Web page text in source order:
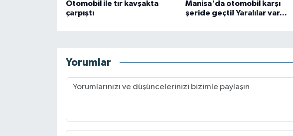
Otomobil ile tır kavşakta
çarpıştı
Manisa'da otomobil karşı
şeride geçti! Yaralılar var...
Yorumlar